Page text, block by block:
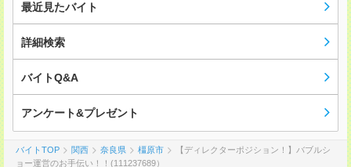
最近見たバイト
詳細検索
バイトQ&A
アンケート&プレゼント
バイトTOP 関西 奈良県 橿原市
【ディレクターポジション！】バブルシ
ョー運営のお手伝い！！(111237689）